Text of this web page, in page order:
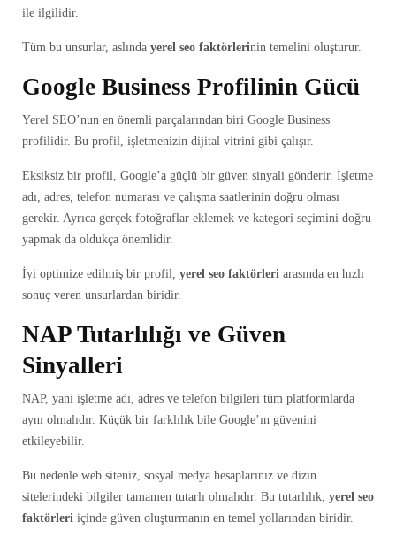
ile ilgilidir.
Tüm bu unsurlar, aslında yerel seo faktörlerinin temelini oluşturur.
Google Business Profilinin Gücü
Yerel SEO’nun en önemli parçalarından biri Google Business
profilidir. Bu profil, işletmenizin dijital vitrini gibi çalışır.
Eksiksiz bir profil, Google’a güçlü bir güven sinyali gönderir. İşletme
adı, adres, telefon numarası ve çalışma saatlerinin doğru olması
gerekir. Ayrıca gerçek fotoğraflar eklemek ve kategori seçimini doğru
yapmak da oldukça önemlidir.
İyi optimize edilmiş bir profil, yerel seo faktörleri arasında en hızlı
sonuç veren unsurlardan biridir.
NAP Tutarlılığı ve Güven
Sinyalleri
NAP, yani işletme adı, adres ve telefon bilgileri tüm platformlarda
aynı olmalıdır. Küçük bir farklılık bile Google’ın güvenini
etkileyebilir.
Bu nedenle web siteniz, sosyal medya hesaplarınız ve dizin
sitelerindeki bilgiler tamamen tutarlı olmalıdır. Bu tutarlılık, yerel seo
faktörleri içinde güven oluşturmanın en temel yollarından biridir.